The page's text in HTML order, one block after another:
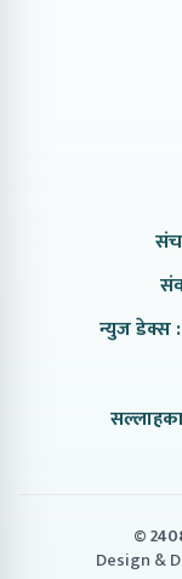
न्युज डेक्स :
©
Design &